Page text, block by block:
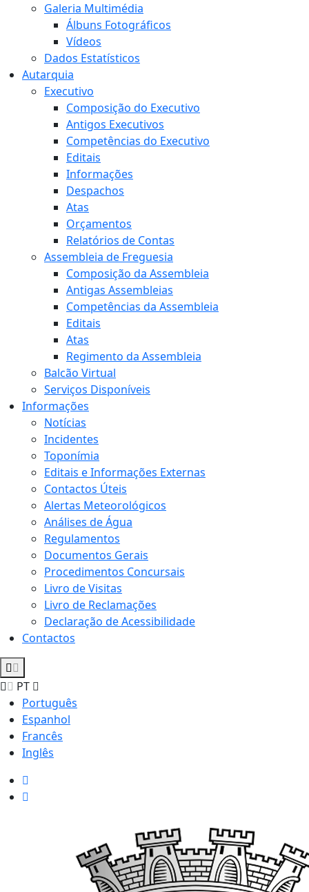
Galeria Multimédia
Álbuns Fotográficos
Vídeos
Dados Estatísticos
Autarquia
Executivo
Composição do Executivo
Antigos Executivos
Competências do Executivo
Editais
Informações
Despachos
Atas
Orçamentos
Relatórios de Contas
Assembleia de Freguesia
Composição da Assembleia
Antigas Assembleias
Competências da Assembleia
Editais
Atas
Regimento da Assembleia
Balcão Virtual
Serviços Disponíveis
Informações
Notícias
Incidentes
Toponímia
Editais e Informações Externas
Contactos Úteis
Alertas Meteorológicos
Análises de Água
Regulamentos
Documentos Gerais
Procedimentos Concursais
Livro de Visitas
Livro de Reclamações
Declaração de Acessibilidade
Contactos
PT
Português
Espanhol
Francês
Inglês